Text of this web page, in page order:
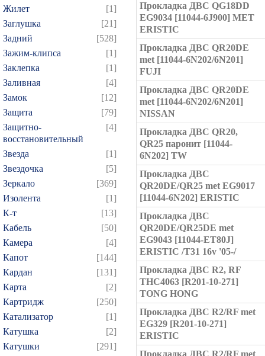
Жилет
[1]
Заглушка
[21]
Задний
[528]
Зажим-клипса
[1]
Заклепка
[1]
Заливная
[4]
Замок
[12]
Защита
[79]
Защитно-
восстановительный
[4]
Звезда
[1]
Звездочка
[5]
Зеркало
[369]
Изолента
[1]
К-т
[13]
Кабель
[50]
Камера
[4]
Капот
[144]
Кардан
[131]
Карта
[2]
Картридж
[250]
Катализатор
[1]
Катушка
[2]
Катушки
[291]
Прокладка ДВС QG18DD
EG9034 [11044-6J900] MET
ERISTIC
Прокладка ДВС QR20DE
met [11044-6N202/6N201]
FUJI
Прокладка ДВС QR20DE
met [11044-6N202/6N201]
NISSAN
Прокладка ДВС QR20,
QR25 паронит [11044-
6N202] TW
Прокладка ДВС
QR20DE/QR25 met EG9017
[11044-6N202] ERISTIC
Прокладка ДВС
QR20DE/QR25DE met
EG9043 [11044-ET80J]
ERISTIC /T31 16v '05-/
Прокладка ДВС R2, RF
THC4063 [R201-10-271]
TONG HONG
Прокладка ДВС R2/RF met
EG329 [R201-10-271]
ERISTIC
Прокладка ДВС R2/RF met